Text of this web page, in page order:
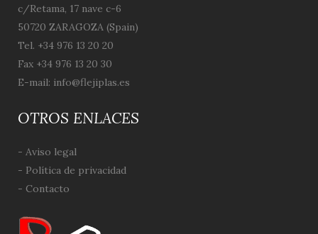
c/Retama, 17 nave c-6
50720 ZARAGOZA (Spain)
Tel. +34 976 13 20 20
Fax +34 976 13 20 30
E-mail: info@flejiplas.es
OTROS ENLACES
- Aviso legal
- Política de privacidad
- Contacto